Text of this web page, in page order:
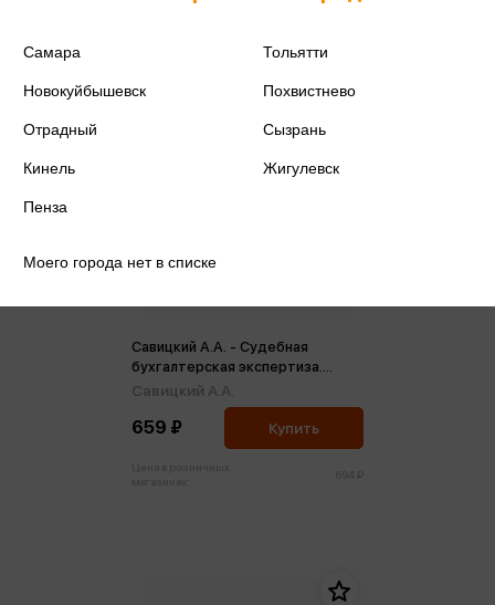
Савицкий А.А. - Судебная
бухгалтерская экспертиза.
Учебник
Савицкий А.А.
659 ₽ Купить
Самара Тольятти
Новокуйбышевск Похвистнево
Отрадный Сызрань
Кинель Жигулевск
Пенза
Моего города нет в списке